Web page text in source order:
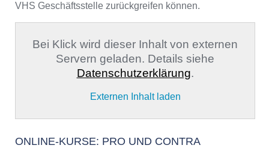
VHS Geschäftsstelle zurückgreifen können.
Bei Klick wird dieser Inhalt von externen
Servern geladen. Details siehe
Datenschutzerklärung.
Externen Inhalt laden
ONLINE-KURSE: PRO UND CONTRA